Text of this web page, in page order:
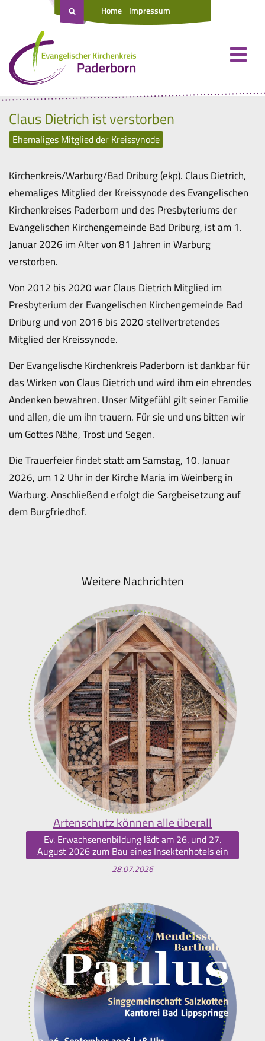
Home Impressum
Claus Dietrich ist verstorben
Ehemaliges Mitglied der Kreissynode
Kirchenkreis/Warburg/Bad Driburg (ekp). Claus Dietrich,
ehemaliges Mitglied der Kreissynode des Evangelischen
Kirchenkreises Paderborn und des Presbyteriums der
Evangelischen Kirchengemeinde Bad Driburg, ist am 1.
Januar 2026 im Alter von 81 Jahren in Warburg
verstorben.
Von 2012 bis 2020 war Claus Dietrich Mitglied im
Presbyterium der Evangelischen Kirchengemeinde Bad
Driburg und von 2016 bis 2020 stellvertretendes
Mitglied der Kreissynode.
Der Evangelische Kirchenkreis Paderborn ist dankbar für
das Wirken von Claus Dietrich und wird ihm ein ehrendes
Andenken bewahren. Unser Mitgefühl gilt seiner Familie
und allen, die um ihn trauern. Für sie und uns bitten wir
um Gottes Nähe, Trost und Segen.
Die Trauerfeier findet statt am Samstag, 10. Januar
2026, um 12 Uhr in der Kirche Maria im Weinberg in
Warburg. Anschließend erfolgt die Sargbeisetzung auf
dem Burgfriedhof.
Weitere Nachrichten
Artenschutz können alle überall
Ev. Erwachsenenbildung lädt am 26. und 27.
August 2026 zum Bau eines Insektenhotels ein
28.07.2026